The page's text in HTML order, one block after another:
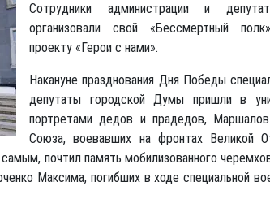
Сотрудники администрации и
организовали свой «Бессмертный
проекту «Герои с нами».
Накануне празднования Дня Победы
депутаты городской Думы пришли в
портретами дедов и прадедов,
Союза, воевавших на фронтах Великой
почтил память мобилизованного
Максима, погибших в ходе специальной